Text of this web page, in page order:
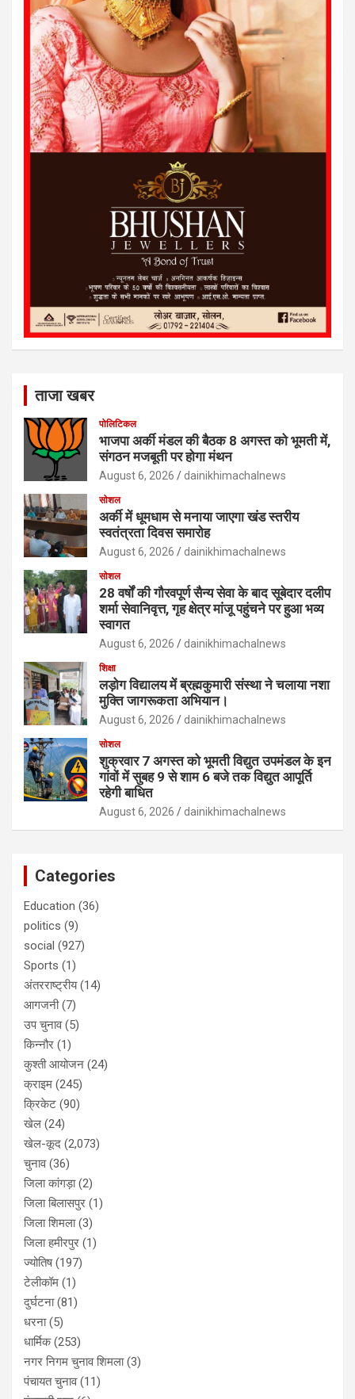
ताजा खबर
पोलिटिकल
भाजपा अर्की मंडल की बैठक 8 अगस्त को भूमती में,
संगठन मजबूती पर होगा मंथन
August 6, 2026 dainikhimachalnews
सोशल
अर्की में धूमधाम से मनाया जाएगा खंड स्तरीय
स्वतंत्रता दिवस समारोह
August 6, 2026 dainikhimachalnews
सोशल
28 वर्षों की गौरवपूर्ण सैन्य सेवा के बाद सूबेदार दलीप
शर्मा सेवानिवृत्त, गृह क्षेत्र मांजू पहुंचने पर हुआ भव्य
स्वागत
August 6, 2026 dainikhimachalnews
शिक्षा
लड़ोग विद्यालय में ब्रह्मकुमारी संस्था ने चलाया नशा
मुक्ति जागरूकता अभियान।
August 6, 2026 dainikhimachalnews
सोशल
शुक्रवार 7 अगस्त को भूमती विद्युत उपमंडल के इन
गांवों में सुबह 9 से शाम 6 बजे तक विद्युत आपूर्ति
रहेगी बाधित
August 6, 2026 dainikhimachalnews
Categories
Education (36)
politics (9)
social (927)
Sports (1)
अंतरराष्ट्रीय(14)
आगजनी(7)
उप चुनाव(5)
किन्नौर (1)
कुश्ती आयोजन (24)
क्राइम (245)
क्रिकेट (90)
खेल (24)
खेल-कूद (2,073)
चुनाव(36)
जिला कांगड़ा(2)
जिला बिलासपुर (1)
जिला शिमला(3)
जिला हमीरपुर (1)
ज्योतिष(197)
टेलीकॉम (1)
दुर्घटना(81)
धरना(5)
धार्मिक(253)
नगर निगम चुनाव शिमला(3)
पंचायत चुनाव(11)